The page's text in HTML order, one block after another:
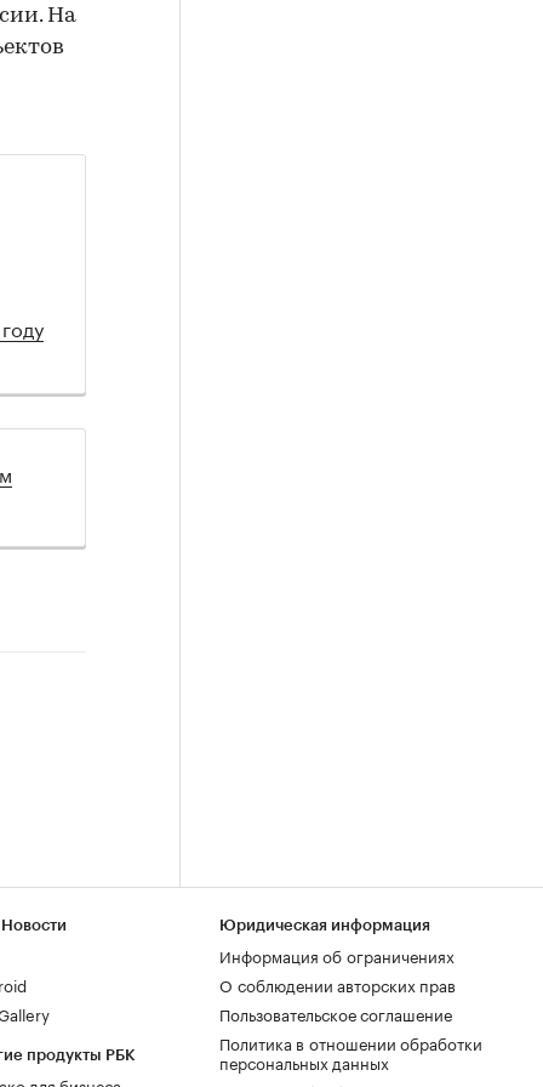
На
продукты РБК
Юридическая информация
Информация об ограничениях
О соблюдении авторских прав
Пользовательское соглашение
Политика в отношении обработки
персональных данных